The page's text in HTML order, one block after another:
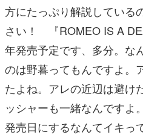
方にたっぷり解説している
さい！ 『ROMEO IS A
年発売予定です、多分。
のは野暮ってもんですよ。
たよね。アレの近辺は避け
ッシャーも一緒なんですよ
発売日にするなんてイキっ